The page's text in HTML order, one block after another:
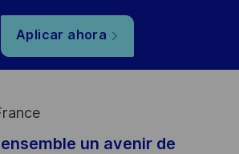
Aplicar ahora
un avenir de